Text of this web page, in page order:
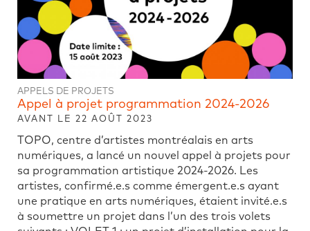
APPELS DE PROJETS
Appel à projet programmation 2024-2026
AVANT LE 22 AOÛT 2023
TOPO, centre d’artistes montréalais en arts
numériques, a lancé un nouvel appel à projets pour
sa programmation artistique 2024-2026. Les
artistes, confirmé.e.s comme émergent.e.s ayant
une pratique en arts numériques, étaient invité.e.s
à soumettre un projet dans l’un des trois volets